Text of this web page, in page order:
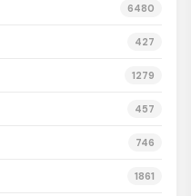
6480
427
1279
457
746
1861